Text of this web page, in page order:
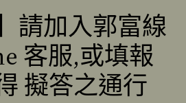
請加入郭富線
客服,或填報
擬答之通行